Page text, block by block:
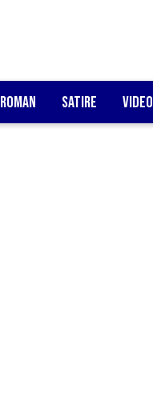
Roman Satire Video